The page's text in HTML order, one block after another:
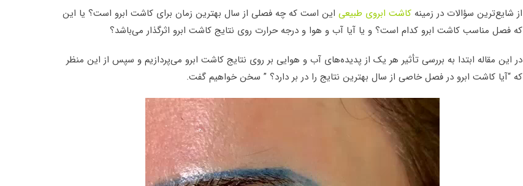
از شایع‌ترین سؤالات در زمینه کاشت ابروی طبیعی این است که چه فصلی از سال بهترین زمان برای کاشت ابرو است؟ یا این
که فصل مناسب کاشت ابرو کدام است؟ و یا آیا آب و هوا و درجه حرارت روی نتایج کاشت ابرو اثرگذار می‌باشد؟
در این مقاله ابتدا به بررسی تأثیر هر یک از پدیده‌های آب و هوایی بر روی نتایج کاشت ابرو می‌پردازیم و سپس از این منظر
که “آیا کاشت ابرو در فصل خاصی از سال بهترین نتایج را در بر دارد؟ ” سخن خواهیم گفت.
نمایشگر
ویدیو